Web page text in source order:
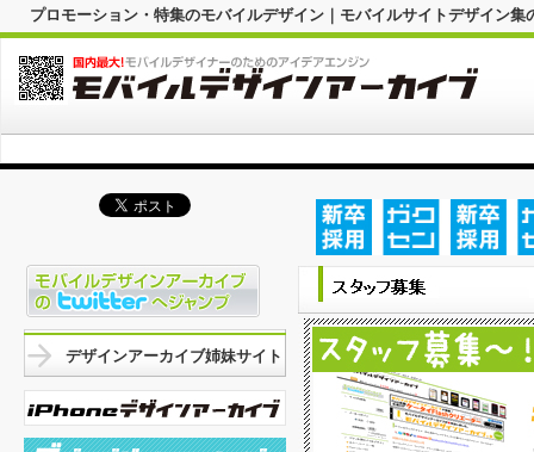
プロモーション・特集のモバイルデザイン｜モバイルサイトデザイン
デザインアーカイブ姉妹サイト